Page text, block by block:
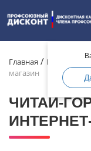
Главная Каталог
магазин
ЧИТАЙ-